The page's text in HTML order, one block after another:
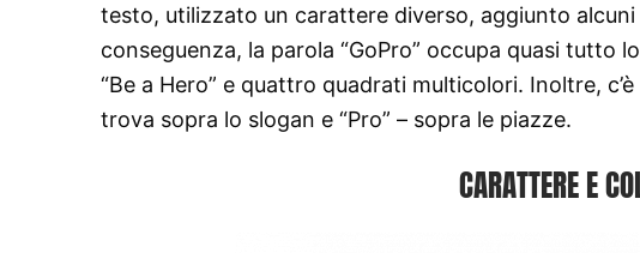
testo, utilizzato un carattere diverso, aggiunto
conseguenza, la parola “GoPro” occupa quasi tutto
“Be a Hero” e quattro quadrati multicolori. Inoltre,
trova sopra lo slogan e “Pro” – sopra le piazze.
CARATTERE E